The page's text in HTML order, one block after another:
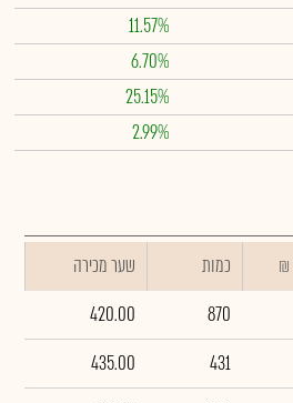
11.57%
6.70%
25.15%
2.99%
כמות
שער מכירה
870
420.00
431
435.00